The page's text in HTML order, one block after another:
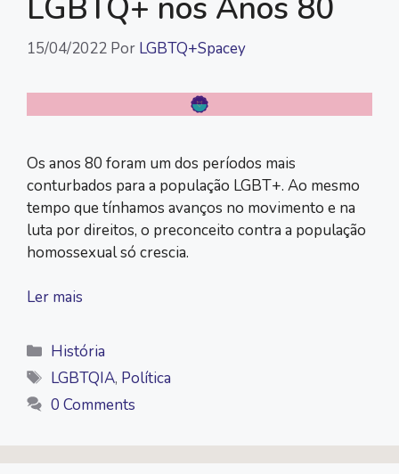
LGBTQ+ nos Anos 80
15/04/2022 Por LGBTQ+Spacey
Os anos 80 foram um dos períodos mais
conturbados para a população LGBT+. Ao mesmo
tempo que tínhamos avanços no movimento e na
luta por direitos, o preconceito contra a população
homossexual só crescia.
Ler mais
Categorias
História
Tags
LGBTQIA, Política
0 Comments